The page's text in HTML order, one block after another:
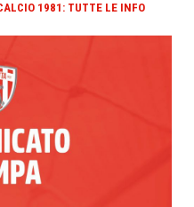
1981: TUTTE LE INFO